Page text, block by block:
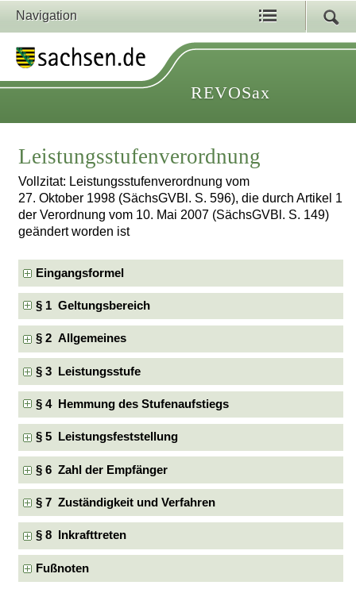
Navigation
REVOSax
Leistungsstufenverordnung
Vollzitat: Leistungsstufenverordnung vom
27. Oktober 1998 (SächsGVBl. S. 596), die durch Artikel 1
der Verordnung vom 10. Mai 2007 (SächsGVBl. S. 149)
geändert worden ist
Eingangsformel
§ 1 Geltungsbereich
§ 2 Allgemeines
§ 3 Leistungsstufe
§ 4 Hemmung des Stufenaufstiegs
§ 5 Leistungsfeststellung
§ 6 Zahl der Empfänger
§ 7 Zuständigkeit und Verfahren
§ 8 Inkrafttreten
Fußnoten